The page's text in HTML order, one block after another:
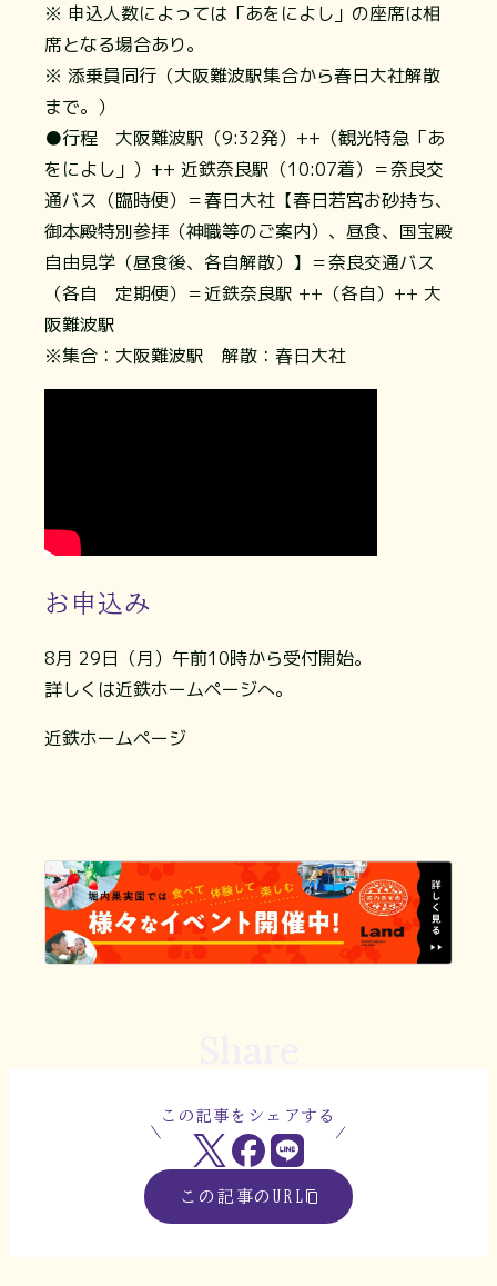
※ 申込人数によっては「あをによし」の座席は相
席となる場合あり。
※ 添乗員同行（大阪難波駅集合から春日大社解散
まで。）
●行程 大阪難波駅（9:32発）++（観光特急「あ
をによし」）++ 近鉄奈良駅（10:07着）＝奈良交
通バス（臨時便）＝春日大社【春日若宮お砂持ち、
御本殿特別参拝（神職等のご案内）、昼食、国宝殿
自由見学（昼食後、各自解散）】＝奈良交通バス
（各自 定期便）＝近鉄奈良駅 ++（各自）++ 大
阪難波駅
※集合：大阪難波駅 解散：春日大社
お申込み
8月 29日（月）午前10時から受付開始。
詳しくは近鉄ホームページへ。
近鉄ホームページ
この記事をシェアする
この記事のURL